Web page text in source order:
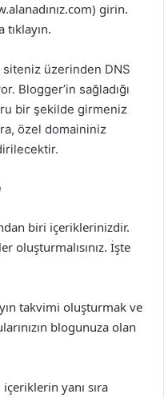
girin.
siteniz üzerinden DNS
Blogger’in sağladığı
bir şekilde girmeniz
özel domaininiz
biri içeriklerinizdir.
oluşturmalısınız. İşte
takvimi oluşturmak ve
blogunuza olan
içeriklerin yanı sıra